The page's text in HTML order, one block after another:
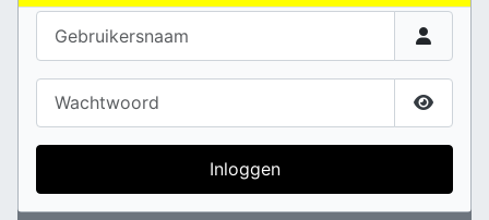
Gebruikersnaam
Wachtwoord
Toon
Inloggen